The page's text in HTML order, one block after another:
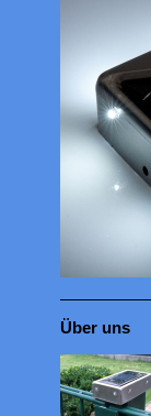
Über uns